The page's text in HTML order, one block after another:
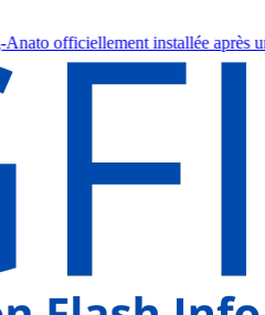
un an d'intérim●Drame à